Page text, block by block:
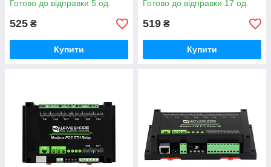
Готово до відправки 5 од.
525 ₴
Купити
Готово до відправки 17 од.
519 ₴
Купити